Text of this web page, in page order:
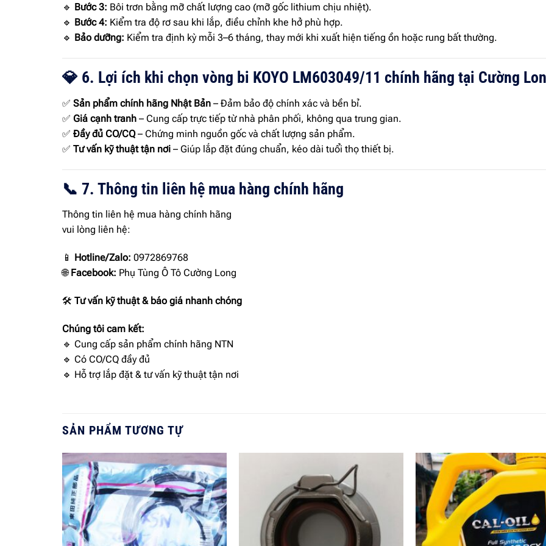
🔹 Bước 3: Bôi trơn bằng mỡ chất lượng cao (mỡ gốc lithium chịu nhiệt).
🔹 Bước 4: Kiểm tra độ rơ sau khi lắp, điều chỉnh khe hở phù hợp.
🔹 Bảo dưỡng: Kiểm tra định kỳ mỗi 3–6 tháng, thay mới khi xuất hiện tiếng ồn hoặc rung bất thường.
💎 6. Lợi ích khi chọn vòng bi KOYO LM603049/11 chính hãng tại Cường
✅ Sản phẩm chính hãng Nhật Bản – Đảm bảo độ chính xác và bền bỉ.
✅ Giá cạnh tranh – Cung cấp trực tiếp từ nhà phân phối, không qua trung gian.
✅ Đầy đủ CO/CQ– Chứng minh nguồn gốc và chất lượng sản phẩm.
✅ Tư vấn kỹ thuật tận nơi – Giúp lắp đặt đúng chuẩn, kéo dài tuổi thọ thiết bị.
📞 7. Thông tin liên hệ mua hàng chính hãng
Thông tin liên hệ mua hàng chính hãng
vui lòng liên hệ:
📱 Hotline/Zalo: 0972869768
🌐 Facebook: Phụ Tùng Ô Tô Cường Long
🛠 Tư vấn kỹ thuật & báo giá nhanh chóng
Chúng tôi cam kết:
🔹 Cung cấp sản phẩm chính hãng NTN
🔹 Có CO/CQ đầy đủ
🔹 Hỗ trợ lắp đặt & tư vấn kỹ thuật tận nơi
SẢN PHẨM TƯƠNG TỰ
Add to
wishlist
Add to
wishlist